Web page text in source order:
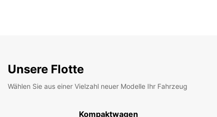
Unsere Flotte
Wählen Sie aus einer Vielzahl neuer Modelle Ihr Fahrzeug
Kompaktwagen